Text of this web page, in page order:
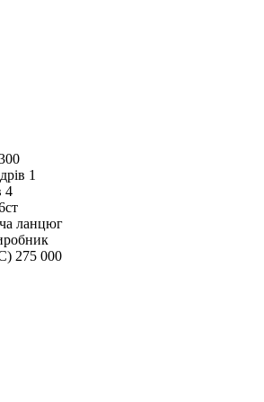
1
4
ланцюг
275 000